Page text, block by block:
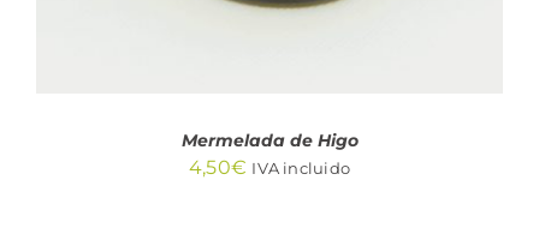
Mermelada de Higo
4,50€ IVA incluido